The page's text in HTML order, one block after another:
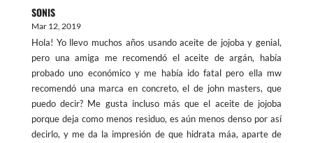
SONIS
Mar 12, 2019
Hola! Yo llevo muchos años usando aceite de jojoba y genial,
pero una amiga me recomendó el aceite de argán, había
probado uno económico y me había ido fatal pero ella mw
recomendó una marca en concreto, el de john masters, que
puedo decir? Me gusta incluso más que el aceite de jojoba
porque deja como menos residuo, es aún menos denso por así
decirlo, y me da la impresión de que hidrata máa, aparte de